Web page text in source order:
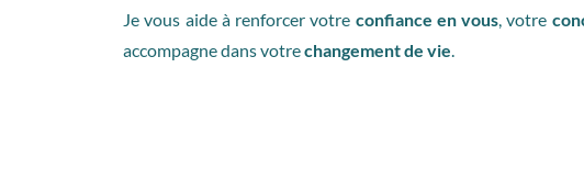
Je vous aide à renforcer votre confiance en vous , votre
accompagne dans votrechangement de vie